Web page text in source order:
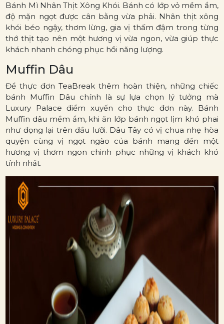
Bánh Mì Nhân Thịt Xông Khói. Bánh có lớp vỏ mềm ẩm,
độ mặn ngọt được cân bằng vừa phải. Nhân thịt xông
khói béo ngậy, thơm lừng, gia vị thấm đậm trong từng
thớ thịt tạo nên một hương vị vừa ngon, vừa giúp thực
khách nhanh chóng phục hồi năng lượng.
Muffin Dâu
Để thực đơn TeaBreak thêm hoàn thiện, những chiếc
bánh Muffin Dâu chính là sự lựa chọn lý tưởng mà
Luxury Palace điểm xuyến cho thực đơn này. Bánh
Muffin dâu mềm ẩm, khi ăn lớp bánh ngọt lịm khó phai
như đọng lại trên đầu lưỡi. Dâu Tây có vị chua nhẹ hòa
quyện cùng vị ngọt ngào của bánh mang đến một
hương vị thơm ngon chinh phục những vị khách khó
tính nhất.